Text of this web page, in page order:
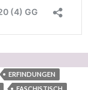
ERFINDUNGEN